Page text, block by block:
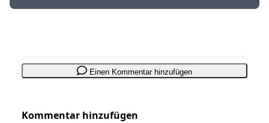
Einen Kommentar hinzufügen
Kommentar hinzufügen